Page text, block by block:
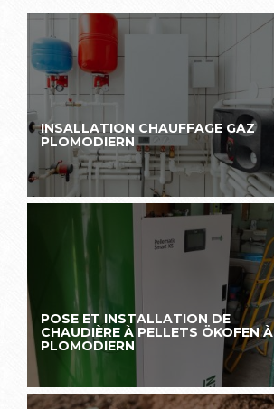
INSALLATION CHAUFFAGE GAZ
PLOMODIERN
POSE ET INSTALLATION DE
CHAUDIÈRE À PELLETS ÖKOFEN À
PLOMODIERN